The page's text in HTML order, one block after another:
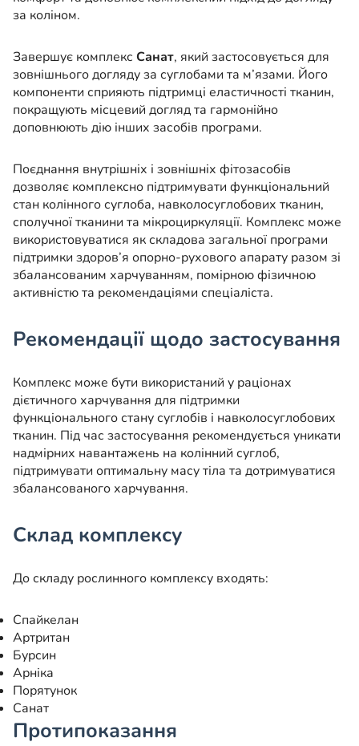
за коліном.
Завершує комплекс Санат, який застосовується для
зовнішнього догляду за суглобами та м’язами. Його
компоненти сприяють підтримці еластичності тканин,
покращують місцевий догляд та гармонійно
доповнюють дію інших засобів програми.
Поєднання внутрішніх і зовнішніх фітозасобів
дозволяє комплексно підтримувати функціональний
стан колінного суглоба, навколосуглобових тканин,
сполучної тканини та мікроциркуляції. Комплекс може
використовуватися як складова загальної програми
підтримки здоров’я опорно-рухового апарату разом зі
збалансованим харчуванням, помірною фізичною
активністю та рекомендаціями спеціаліста.
Рекомендації щодо застосування
Комплекс може бути використаний у раціонах
дієтичного харчування для підтримки
функціонального стану суглобів і навколосуглобових
тканин. Під час застосування рекомендується уникати
надмірних навантажень на колінний суглоб,
підтримувати оптимальну масу тіла та дотримуватися
збалансованого харчування.
Склад комплексу
До складу рослинного комплексу входять:
Спайкелан
Артритан
Бурсин
Арніка
Порятунок
Санат
Протипоказання